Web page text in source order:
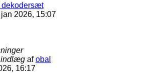
dekodersæt
2026, 15:07
indlæg afobal
16:17